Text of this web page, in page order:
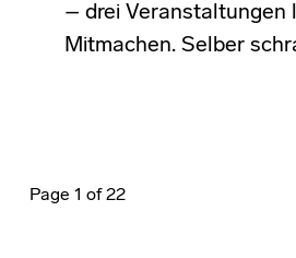
– drei Veranstaltungen
Mitmachen. Selber